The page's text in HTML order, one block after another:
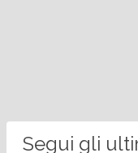
Segui gli